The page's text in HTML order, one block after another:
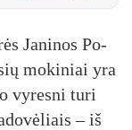
Ja­ni­nos Po­
mo­ki­niai yra
vy­res­ni tu­ri
– iš